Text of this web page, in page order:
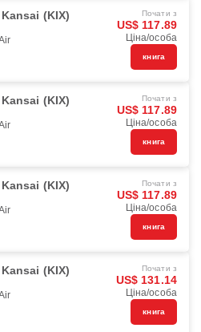
(KIX) Почати з
US$ 117.89
Ціна/особа
книга
(KIX) Почати з
US$ 117.89
Ціна/особа
книга
(KIX) Почати з
US$ 117.89
Ціна/особа
книга
(KIX) Почати з
US$ 131.14
Ціна/особа
книга